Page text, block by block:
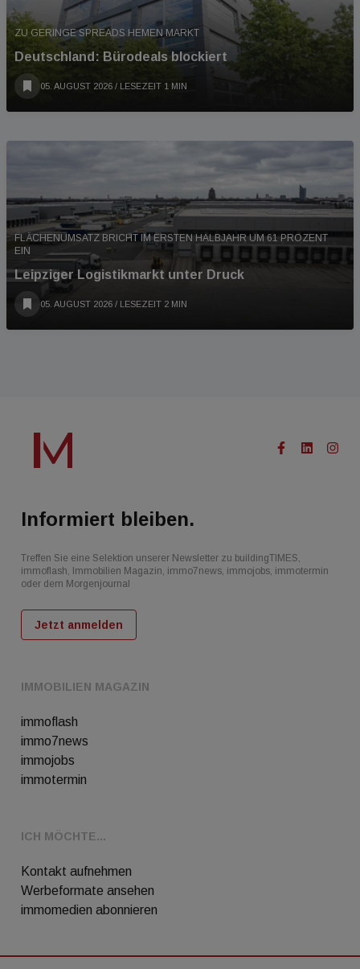
ZU GERINGE SPREADS HEMEN MARKT
Deutschland: Bürodeals blockiert
05. AUGUST 2026 / LESEZEIT 1 MIN
FLÄCHENUMSATZ BRICHT IM ERSTEN HALBJAHR UM 61 PROZENT
EIN
Leipziger Logistikmarkt unter Druck
05. AUGUST 2026 / LESEZEIT 2 MIN
IMMOBILIEN MAGAZIN
immoflash
immo7news
immojobs
immotermin
ICH MÖCHTE...
Kontakt aufnehmen
Werbeformate ansehen
immomedien abonnieren
Informiert bleiben.
Treffen Sie eine Selektion unserer Newsletter zu buildingTIMES,
immoflash, Immobilien Magazin, immo7news, immojobs, immotermin
oder dem Morgenjournal
Jetzt anmelden